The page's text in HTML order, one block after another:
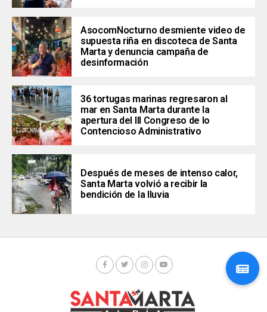
AsocomNocturno desmiente video de
supuesta riña en discoteca de Santa
Marta y denuncia campaña de
desinformación
36 tortugas marinas regresaron al
mar en Santa Marta durante la
apertura del III Congreso de lo
Contencioso Administrativo
Después de meses de intenso calor,
Santa Marta volvió a recibir la
bendición de la lluvia